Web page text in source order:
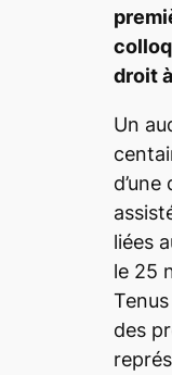
droità
Un
d’une
liées
le 25
des